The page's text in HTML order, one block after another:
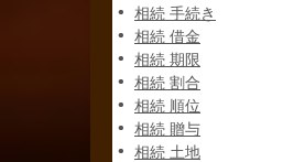
相続 手続き
相続 借金
相続 期限
相続 割合
相続 順位
相続 贈与
相続 土地